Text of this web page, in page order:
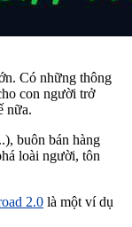
Có những thông
con người trở
nữa.
buôn bán hàng
loài người, tôn
2.0 là một ví dụ